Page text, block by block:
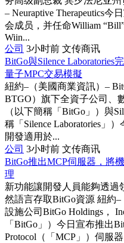
– Neuraptive Therapeutics今
会成员，并任命William
Wiin...
公司 3小时前 文传商讯
BitGo與Silence
量子MPC交易模擬
紐約–（美國商業資訊）–
BTGO）旗下全資子公司、
（以下簡稱「BitGo」）與
稱「Silence Laboratories」
開發適用於...
公司 3小时前 文传商讯
BitGo推出MCP伺服器，將
理
新功能讓開發人員能夠透過
然語言存取BitGo資源 紐約
設施公司BitGo Holdings，
「BitGo」）今日宣布推出
Protocol（「MCP」）伺服